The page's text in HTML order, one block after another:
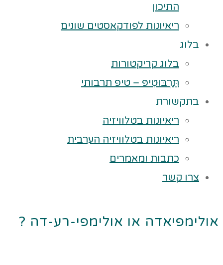
התיכון
ריאיונות לפודקאסטים שונים
בלוג
בלוג קריקטורות
תַּרְבּוּטִיפּ – טיפ תרבותי
בתקשורת
ריאיונות בטלוויזיה
ריאיונות בטלוויזיה הערבית
כתבות ומאמרים
צרו קשר
אולימפיאדה או אולימפי-רע-דה ?